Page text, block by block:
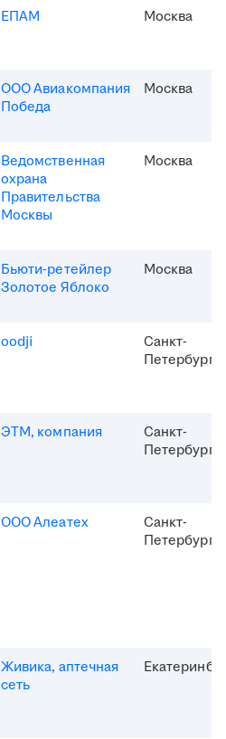
ЕПАМ Москва
ООО Авиакомпания
Победа
Москва
Ведомственная
охрана
Правительства
Москвы
Москва
Бьюти-ретейлер
Золотое Яблоко
Москва
oodji
Санкт-
Петербург
ЭТМ, компания
Санкт-
Петербург
ООО Алеатех
Санкт-
Петербург
Живика, аптечная
сеть